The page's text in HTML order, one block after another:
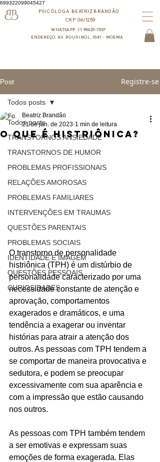
699322099045427
PSICÓLOGA BEATRIZ BRANDÃO
CRP:06/1259
ENDEREÇO: AV. ROUXINOL, 1041 - MOEMA
WHATSAPP: 11 99425-7007
Post Registre-se
Todos posts
TRANSTORNOS ANSIEDADE
TRANSTORNOS DE HUMOR
PROBLEMAS PROFISSIONAIS
RELAÇÕES AMOROSAS
PROBLEMAS FAMILIARES
INTERVENÇÕES EM TRAUMAS
QUESTÕES PARENTAIS
PROBLEMAS SOCIAIS
IDENTIDADE E IMAGEM
QUESTÕES PESSOAIS
CURIOSIDADES
Todos posts
O que é Histriônica?
Beatriz Brandão
21 de jan. de 2023 1 min de leitura
O transtorno de personalidade
histriônica (TPH) é um distúrbio de
personalidade caracterizado por uma
necessidade constante de atenção e
aprovação, comportamentos
exagerados e dramáticos, e uma
tendência a exagerar ou inventar
histórias para atrair a atenção dos
outros. As pessoas com TPH tendem a
se comportar de maneira provocativa e
sedutora, e podem se preocupar
excessivamente com sua aparência e
com a impressão que estão causando
nos outros.
As pessoas com TPH também tendem
a ser emotivas e expressam suas
emoções de forma exagerada. Elas